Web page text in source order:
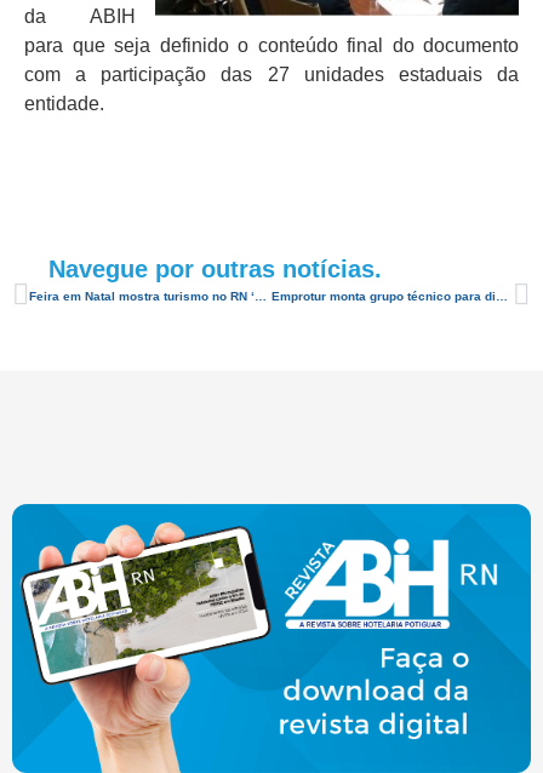
da ABIH
para que seja definido o conteúdo final do documento
com a participação das 27 unidades estaduais da
entidade.
Navegue por outras notícias.